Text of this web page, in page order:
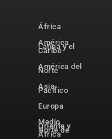
África
América
Latina y el
Caribe
América del
Norte
Asia-
Pacífico
Europa
Medio
Oriente y
Norte de
África